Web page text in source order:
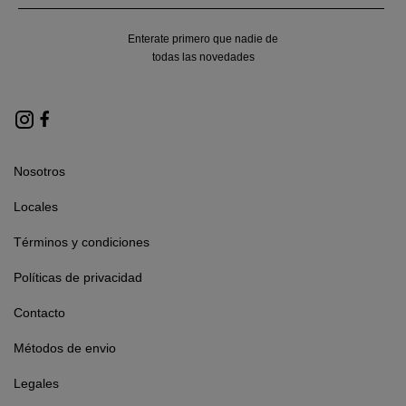
Enterate primero que nadie de
todas las novedades
Nosotros
Locales
Términos y condiciones
Políticas de privacidad
Contacto
Métodos de envio
Legales